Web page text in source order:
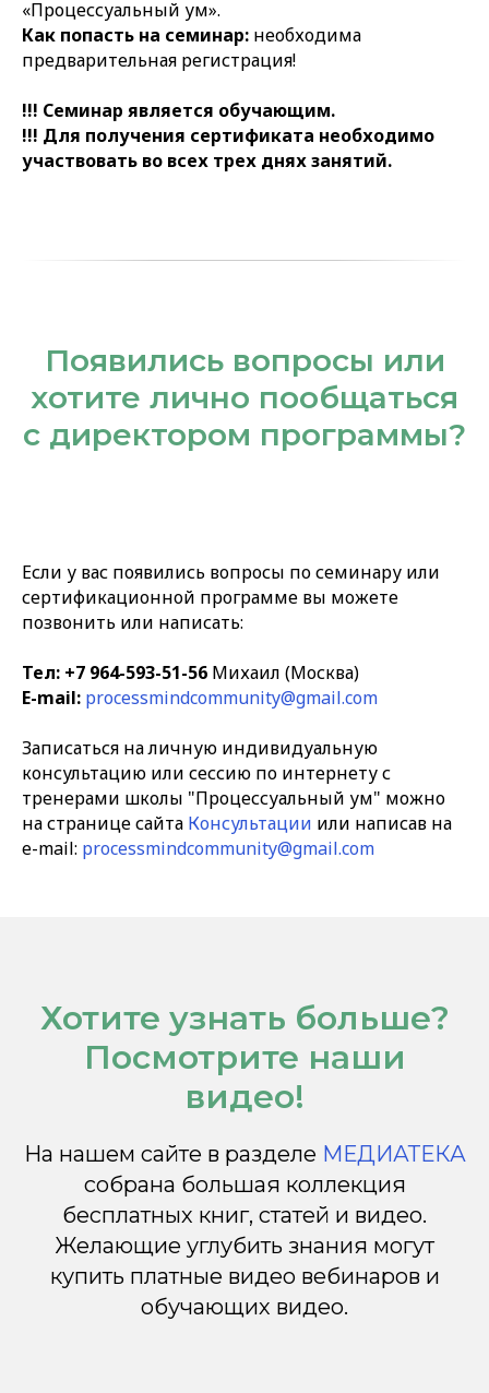
«Процессуальный ум».
Как попасть на семинар: необходима
предварительная регистрация!
!!! Семинар является обучающим.
!!! Для получения сертификата необходимо
участвовать во всех трех днях занятий.
Появились вопросы или
хотите лично пообщаться
с директором программы?
Если у вас появились вопросы по семинару или
сертификационной программе вы можете
позвонить или написать:
Тел: +7 964-593-51-56 Михаил (Москва)
E-mail: processmindcommunity@gmail.com
Записаться на личную индивидуальную
консультацию или сессию по интернету с
тренерами школы "Процессуальный ум" можно
на странице сайта Консультации или написав на
e-mail: processmindcommunity@gmail.com
Хотите узнать больше?
Посмотрите наши
видео!
На нашем сайте в разделе МЕДИАТЕКА
собрана большая коллекция
бесплатных книг, статей и видео.
Желающие углубить знания могут
купить платные видео вебинаров и
обучающих видео.